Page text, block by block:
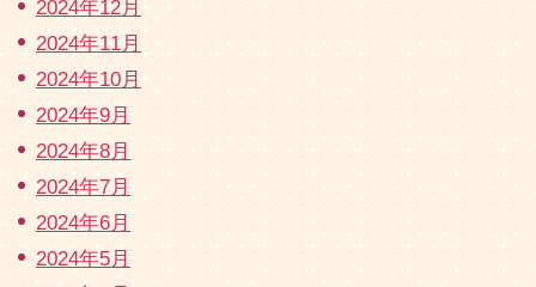
2024年12月
2024年11月
2024年10月
2024年9月
2024年8月
2024年7月
2024年6月
2024年5月